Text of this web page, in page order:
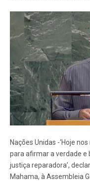
Nações Unidas -‘Hoje
para afirmar a verdade e
justiça reparadora’,
Mahama, à Assembleia